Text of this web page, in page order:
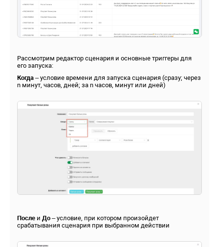
Рассмотрим редактор сценария и основные триггеры для
его запуска:
Когда – условие времени для запуска сценария (сразу; через
n минут, часов, дней; за n часов, минут или дней)
После и До – условие, при котором произойдет
срабатывания сценария при выбранном действии